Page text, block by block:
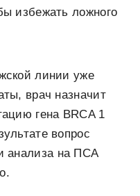
избежать ложного
линии уже
врач назначит
гена BRCA 1
вопрос
анализа на ПСА